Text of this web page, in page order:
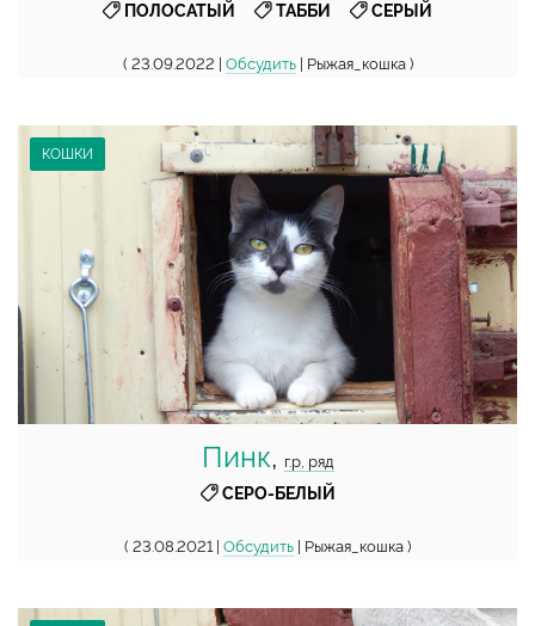
ПОЛОСАТЫЙ
ТАББИ СЕРЫЙ
( 23.09.2022 | Обсудить| Рыжая_кошка )
КОШКИ
Пинк, г.р, ряд
СЕРО-БЕЛЫЙ
( 23.08.2021 | Обсудить | Рыжая_кошка )